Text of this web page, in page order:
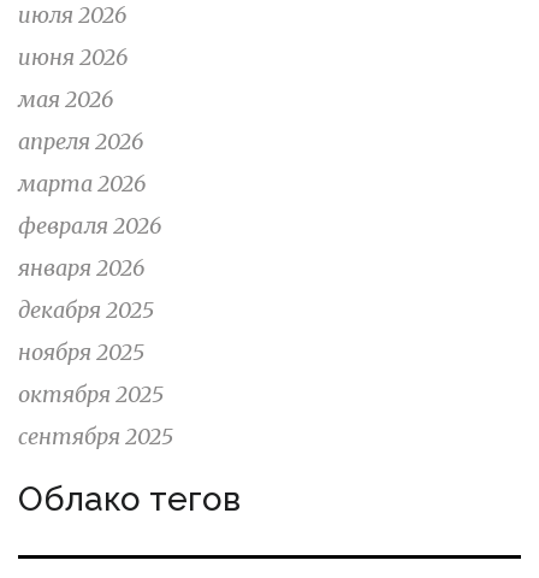
июля 2026
июня 2026
мая 2026
апреля 2026
марта 2026
февраля 2026
января 2026
декабря 2025
ноября 2025
октября 2025
сентября 2025
Облако тегов